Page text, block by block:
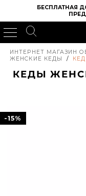
БЕСПЛАТНАЯ
ИНТЕРНЕТ МАГАЗИН
ЖЕНСКИЕ КЕДЫ
/
КЕДЫ
-15%